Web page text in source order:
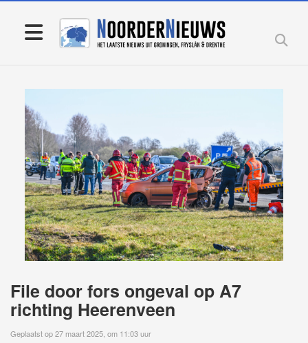
File door fors ongeval op A7
richting Heerenveen
Geplaatst op 27 maart 2025, om 11:03 uur